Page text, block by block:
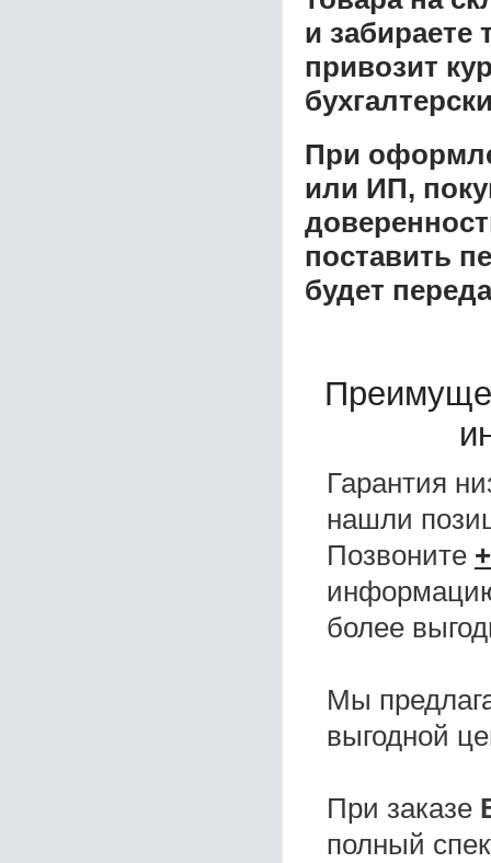
и забираете
привозит
При
или ИП,
поставить
будет
Гарантия
нашли
Позвоните
более
Мы
выгодной
При заказе
полный